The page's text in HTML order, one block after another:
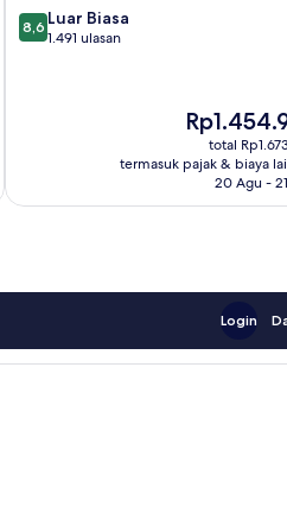
8.6
dari
8,6 Luar Biasa
1.491 ulasan
Harga
sekarang
Rp1.454.943
total
termasuk pajak & biaya
20 Agu -
Login